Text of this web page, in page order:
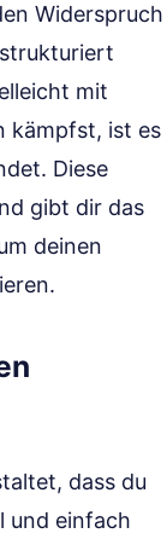
Widerspruch
mit
kämpfst, ist es
Diese
gibt dir das
deinen
dass du
und einfach